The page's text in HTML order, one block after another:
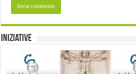
Iniziative